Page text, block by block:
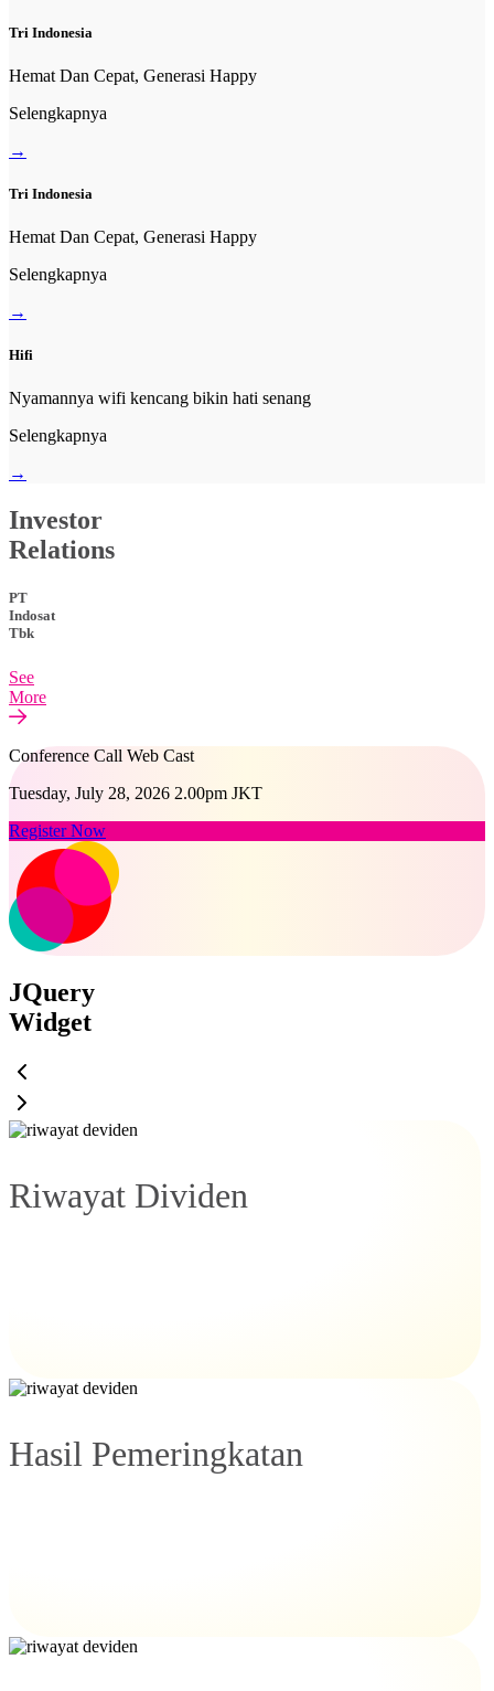
Tri Indonesia
Hemat Dan Cepat, Generasi Happy
Selengkapnya
→
Tri Indonesia
Hemat Dan Cepat, Generasi Happy
Selengkapnya
→
Hifi
Nyamannya wifi kencang bikin hati senang
Selengkapnya
→
Investor
Relations
PT
Indosat
Tbk
See
More
Conference Call Web Cast
Tuesday, July 28, 2026 2.00pm JKT
Register Now
JQuery
Widget
Riwayat Dividen
Hasil Pemeringkatan